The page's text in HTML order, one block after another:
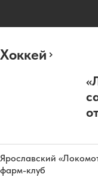
Хоккей
Ярославский
фарм-клуб